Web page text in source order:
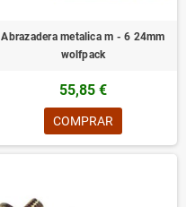
Abrazadera metalica m - 6 24mm
wolfpack
55,85 €
COMPRAR